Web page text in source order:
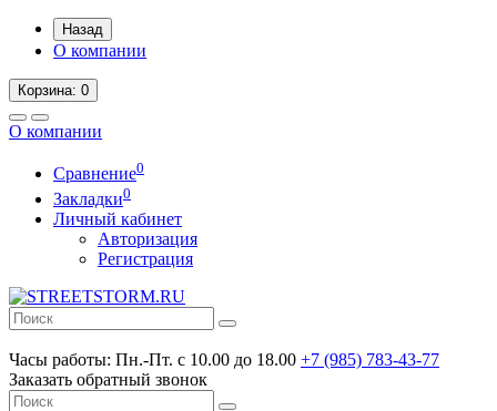
Назад
О компании
Корзина: 0
О компании
Сравнение0
Закладки0
Личный кабинет
Авторизация
Регистрация
Часы работы: Пн.-Пт. с 10.00 до 18.00 +7 (985) 783-43-77
Заказать обратный звонок